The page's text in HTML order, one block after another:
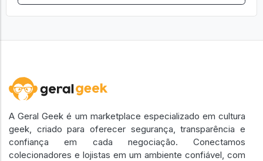
A Geral Geek é um marketplace especializado em cultura
geek, criado para oferecer segurança, transparência e
confiança em cada negociação. Conectamos
colecionadores e lojistas em um ambiente confiável, com